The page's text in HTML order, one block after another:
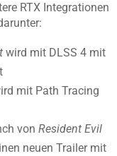
RTX Integrationen
wird mit DLSS 4 mit
mit Path Tracing
von Resident Evil
neuen Trailer mit